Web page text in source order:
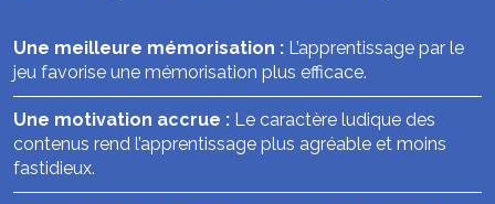
Une meilleure mémorisation : L’apprentissage par le
jeu favorise une mémorisation plus efficace.
Une motivation accrue : Le caractère ludique des
contenus rend l’apprentissage plus agréable et moins
fastidieux.